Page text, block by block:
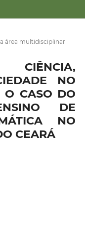
área multidisciplinar
CIÊNCIA,
NO
O CASO DO
DE
NO
CEARÁ